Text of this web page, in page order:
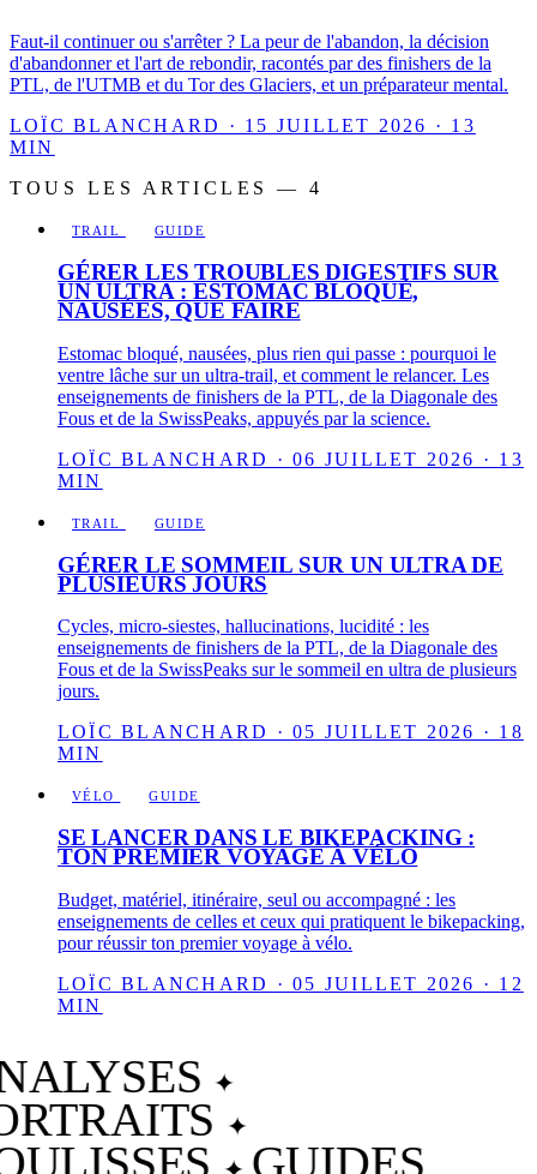
Faut-il continuer ou s'arrêter ? La peur de l'abandon, la décision
d'abandonner et l'art de rebondir, racontés par des finishers de la
PTL, de l'UTMB et du Tor des Glaciers, et un préparateur mental.
LOÏC BLANCHARD · 15 JUILLET 2026 · 13
MIN
TOUS LES ARTICLES — 4
TRAIL GUIDE
GÉRER LES TROUBLES DIGESTIFS SUR
UN ULTRA : ESTOMAC BLOQUÉ,
NAUSÉES, QUE FAIRE
Estomac bloqué, nausées, plus rien qui passe : pourquoi le
ventre lâche sur un ultra-trail, et comment le relancer. Les
enseignements de finishers de la PTL, de la Diagonale des
Fous et de la SwissPeaks, appuyés par la science.
LOÏC BLANCHARD · 06 JUILLET 2026 · 13
MIN
TRAIL GUIDE
GÉRER LE SOMMEIL SUR UN ULTRA DE
PLUSIEURS JOURS
Cycles, micro-siestes, hallucinations, lucidité : les
enseignements de finishers de la PTL, de la Diagonale des
Fous et de la SwissPeaks sur le sommeil en ultra de plusieurs
jours.
LOÏC BLANCHARD · 05 JUILLET 2026 · 18
MIN
VÉLO GUIDE
SE LANCER DANS LE BIKEPACKING :
TON PREMIER VOYAGE À VÉLO
Budget, matériel, itinéraire, seul ou accompagné : les
enseignements de celles et ceux qui pratiquent le bikepacking,
pour réussir ton premier voyage à vélo.
LOÏC BLANCHARD · 05 JUILLET 2026 · 12
MIN
✦
✦
GUIDES